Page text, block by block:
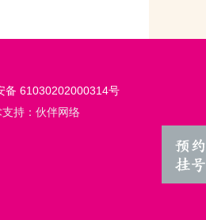
备 61030202000314号
支持：伙伴网络